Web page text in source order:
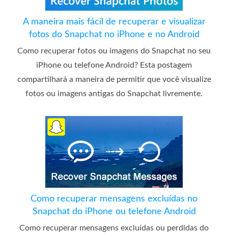
A maneira mais fácil de recuperar e visualizar
fotos do Snapchat no iPhone e no Android
Como recuperar fotos ou imagens do Snapchat no seu
iPhone ou telefone Android? Esta postagem
compartilhará a maneira de permitir que você visualize
fotos ou imagens antigas do Snapchat livremente.
Como recuperar mensagens excluídas no
Snapchat do iPhone ou telefone Android
Como recuperar mensagens excluídas ou perdidas do